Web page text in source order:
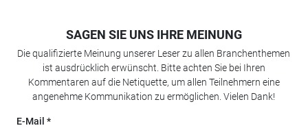
SAGEN SIE UNS IHRE MEINUNG
Die qualifizierte Meinung unserer Leser zu allen Branchenthemen
ist ausdrücklich erwünscht. Bitte achten Sie bei Ihren
Kommentaren auf die Netiquette, um allen Teilnehmern eine
angenehme Kommunikation zu ermöglichen. Vielen Dank!
E-Mail